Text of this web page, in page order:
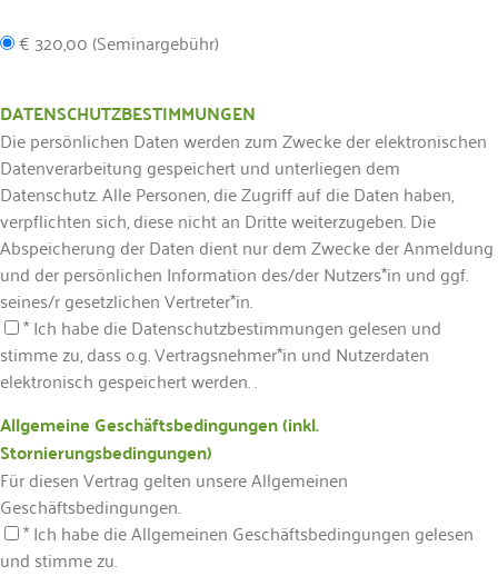
€ 320,00 (Seminargebühr)
DATENSCHUTZBESTIMMUNGEN
Die persönlichen Daten werden zum Zwecke der elektronischen
Datenverarbeitung gespeichert und unterliegen dem
Datenschutz. Alle Personen, die Zugriff auf die Daten haben,
verpflichten sich, diese nicht an Dritte weiterzugeben. Die
Abspeicherung der Daten dient nur dem Zwecke der Anmeldung
und der persönlichen Information des/der Nutzers*in und ggf.
seines/r gesetzlichen Vertreter*in.
* Ich habe die Datenschutzbestimmungen gelesen und
stimme zu, dass o.g. Vertragsnehmer*in und Nutzerdaten
elektronisch gespeichert werden. .
Allgemeine Geschäftsbedingungen (inkl.
Stornierungsbedingungen)
Für diesen Vertrag gelten unsere Allgemeinen
Geschäftsbedingungen.
* Ich habe die Allgemeinen Geschäftsbedingungen gelesen
und stimme zu.